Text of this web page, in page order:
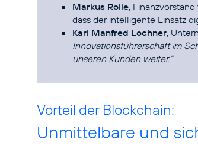
Markus Rolle,
dass der intelligente Einsatz
Karl Manfred Lochner,
Innovationsführerschaft im
unseren Kunden weiter.“
Vorteil der Blockchain:
Unmittelbare und